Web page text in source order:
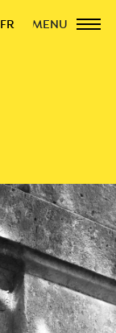
FR MENU